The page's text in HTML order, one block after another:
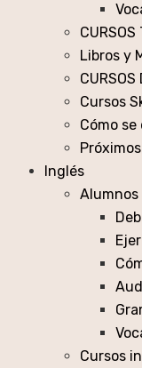
Libros y
CURSOS
Cursos
Cómo
Inglés
Cursos